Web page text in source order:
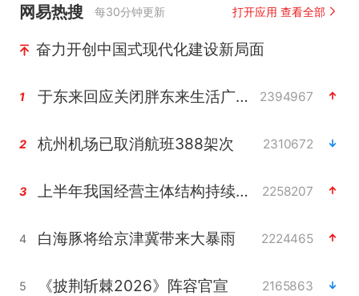
网易热搜 每30分钟更新 打开应用 查看全部
奋力开创中国式现代化建设新局面
1 于东来回应关闭胖东来生活广场店 2394967
2 杭州机场已取消航班388架次 2310672
3 上半年我国经营主体结构持续优化 2258207
4 白海豚将给京津冀带来大暴雨 2224465
5 《披荆斩棘2026》阵容官宣 2165863